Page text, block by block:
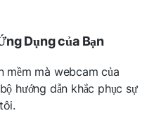
Dụng của Bạn
mềm mà webcam của
hướng dẫn khắc phục sự